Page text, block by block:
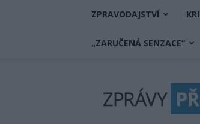
ZPRAVODAJSTVÍ
„ZARUČENÁ SENZACE“
Příbram